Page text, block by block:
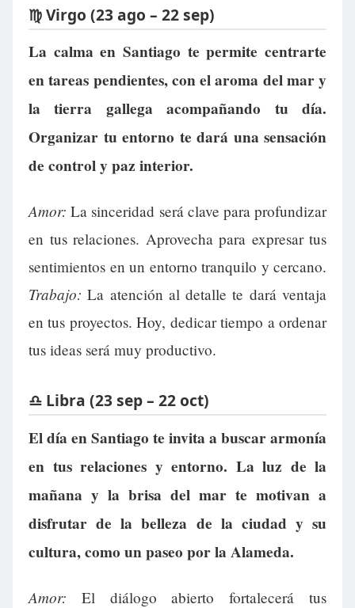
♍ Virgo (23 ago – 22 sep)
La calma en Santiago te permite centrarte
en tareas pendientes, con el aroma del mar y
la tierra gallega acompañando tu día.
Organizar tu entorno te dará una sensación
de control y paz interior.
Amor: La sinceridad será clave para profundizar
en tus relaciones. Aprovecha para expresar tus
sentimientos en un entorno tranquilo y cercano.
Trabajo: La atención al detalle te dará ventaja
en tus proyectos. Hoy, dedicar tiempo a ordenar
tus ideas será muy productivo.
♎ Libra (23 sep – 22 oct)
El día en Santiago te invita a buscar armonía
en tus relaciones y entorno. La luz de la
mañana y la brisa del mar te motivan a
disfrutar de la belleza de la ciudad y su
cultura, como un paseo por la Alameda.
Amor: El diálogo abierto fortalecerá tus